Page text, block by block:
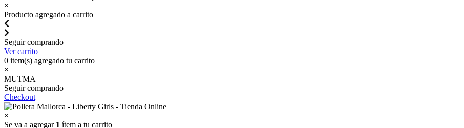
×
Producto agregado a carrito
Seguir comprando
Ver carrito
0 item(s) agregado tu carrito
×
MUTMA
Seguir comprando
Checkout
×
Se va a agregar 1 ítem a tu carrito